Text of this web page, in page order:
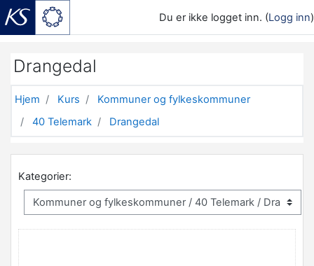
Du er ikke logget inn. (Logg inn)
Drangedal
Hjem Kurs
Kommuner og fylkeskommuner
40 Telemark
Drangedal
Kategorier: